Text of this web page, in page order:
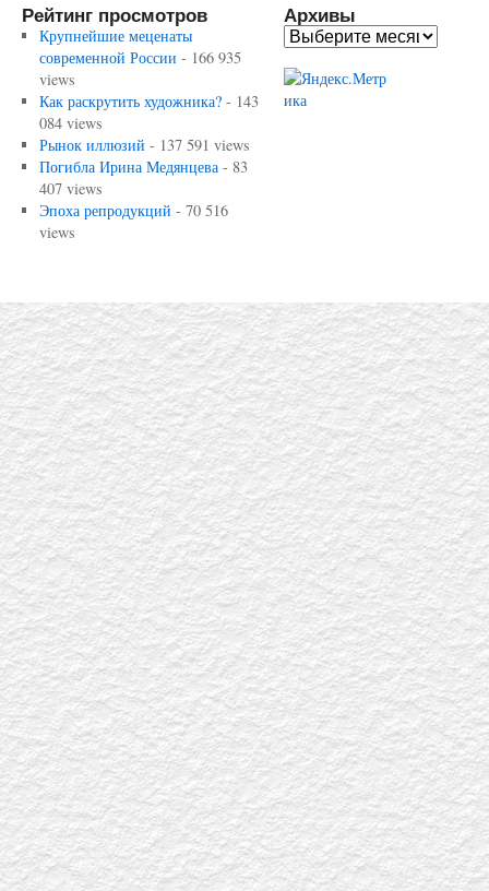
Рейтинг просмотров
Крупнейшие меценаты
современной России - 166 935
views
Как раскрутить художника?- 143
084 views
Рынок иллюзий - 137 591 views
Погибла Ирина Медянцева- 83
407 views
Эпоха репродукций - 70 516
views
Архивы